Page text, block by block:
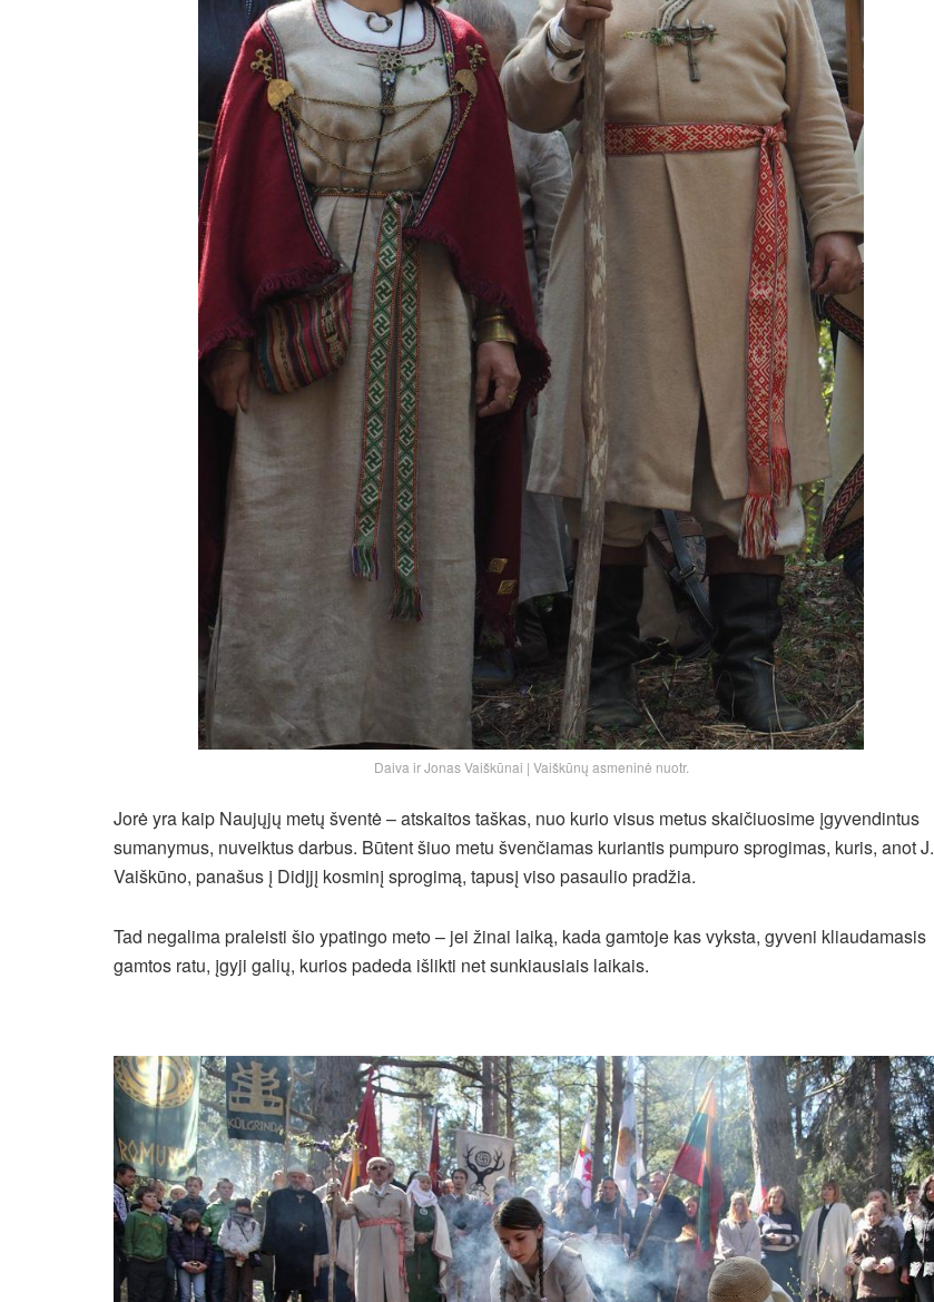
Daiva ir Jonas Vaiškūnai | Vaiškūnų asmeninė nuotr.
Jorė yra kaip Naujųjų metų šventė – atskaitos taškas, nuo kurio visus metus skaičiuosime įgyvendintus
sumanymus, nuveiktus darbus. Būtent šiuo metu švenčiamas kuriantis pumpuro sprogimas, kuris, anot J.
Vaiškūno, panašus į Didįjį kosminį sprogimą, tapusį viso pasaulio pradžia.
Tad negalima praleisti šio ypatingo meto – jei žinai laiką, kada gamtoje kas vyksta, gyveni kliaudamasis
gamtos ratu, įgyji galių, kurios padeda išlikti net sunkiausiais laikais.